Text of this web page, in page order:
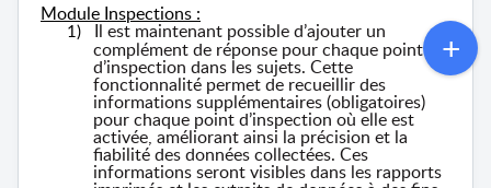
Module Inspections :
1) Il est maintenant possible d’ajouter un
complément de réponse pour chaque point
d’inspection dans les sujets. Cette
fonctionnalité permet de recueillir des
informations supplémentaires (obligatoires)
pour chaque point d’inspection où elle est
activée, améliorant ainsi la précision et la
fiabilité des données collectées. Ces
informations seront visibles dans les rapports